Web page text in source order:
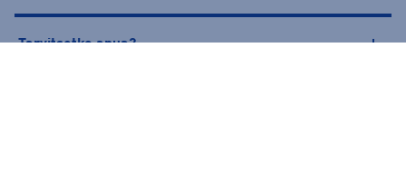
Tarvitsetko apua?